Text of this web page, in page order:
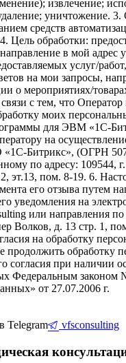
извлечение;
уничтожение.
средств
Цель обработки:
в мой адрес
услуг/
на мои запросы,
о мероприятиях/
с тем, что
моих
для ЭВМ «1С-
на
Битрикс», (ОГРН
по адресу: 109544,
эт.13, пом. 8-19. 6.
его отзыва путем
уведомления на
или направления по
Волков, д. 13 стр. 1,
на обработку
продолжить обработку
согласия при наличии
Федеральным
от 27.07.2006 г.
Telegram
vfsconsulting